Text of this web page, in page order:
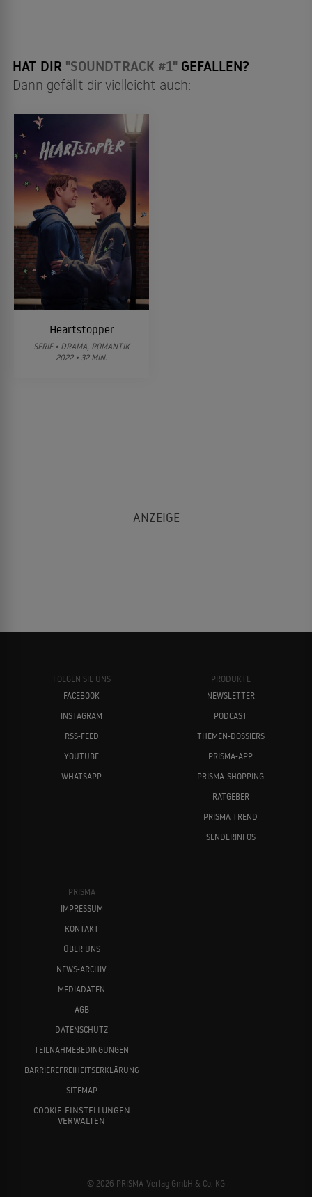
HAT DIR "SOUNDTRACK #1" GEFALLEN?
Dann gefällt dir vielleicht auch:
Heartstopper
SERIE • DRAMA, ROMANTIK
2022 • 32 MIN.
FOLGEN SIE UNS
FACEBOOK
INSTAGRAM
RSS-FEED
YOUTUBE
WHATSAPP
PRODUKTE
NEWSLETTER
PODCAST
THEMEN-DOSSIERS
PRISMA-APP
PRISMA-SHOPPING
RATGEBER
PRISMA TREND
SENDERINFOS
PRISMA
IMPRESSUM
KONTAKT
ÜBER UNS
NEWS-ARCHIV
MEDIADATEN
AGB
DATENSCHUTZ
TEILNAHMEBEDINGUNGEN
BARRIEREFREIHEITSERKLÄRUNG
SITEMAP
COOKIE-EINSTELLUNGEN
VERWALTEN
© 2026 PRISMA-Verlag GmbH & Co. KG